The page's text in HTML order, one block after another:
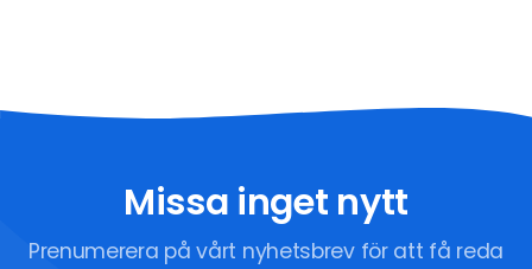
Missa inget nytt
Prenumerera på vårt nyhetsbrev för att få reda